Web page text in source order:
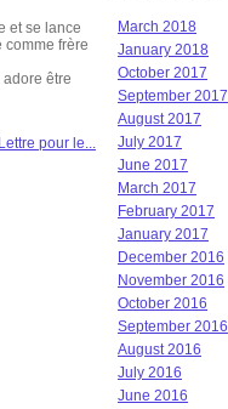
et se lance
comme frère
être
Lettre pour le...
March 2018
January 2018
October 2017
September 2017
August 2017
July 2017
June 2017
March 2017
February 2017
January 2017
December 2016
November 2016
October 2016
September 2016
August 2016
July 2016
June 2016